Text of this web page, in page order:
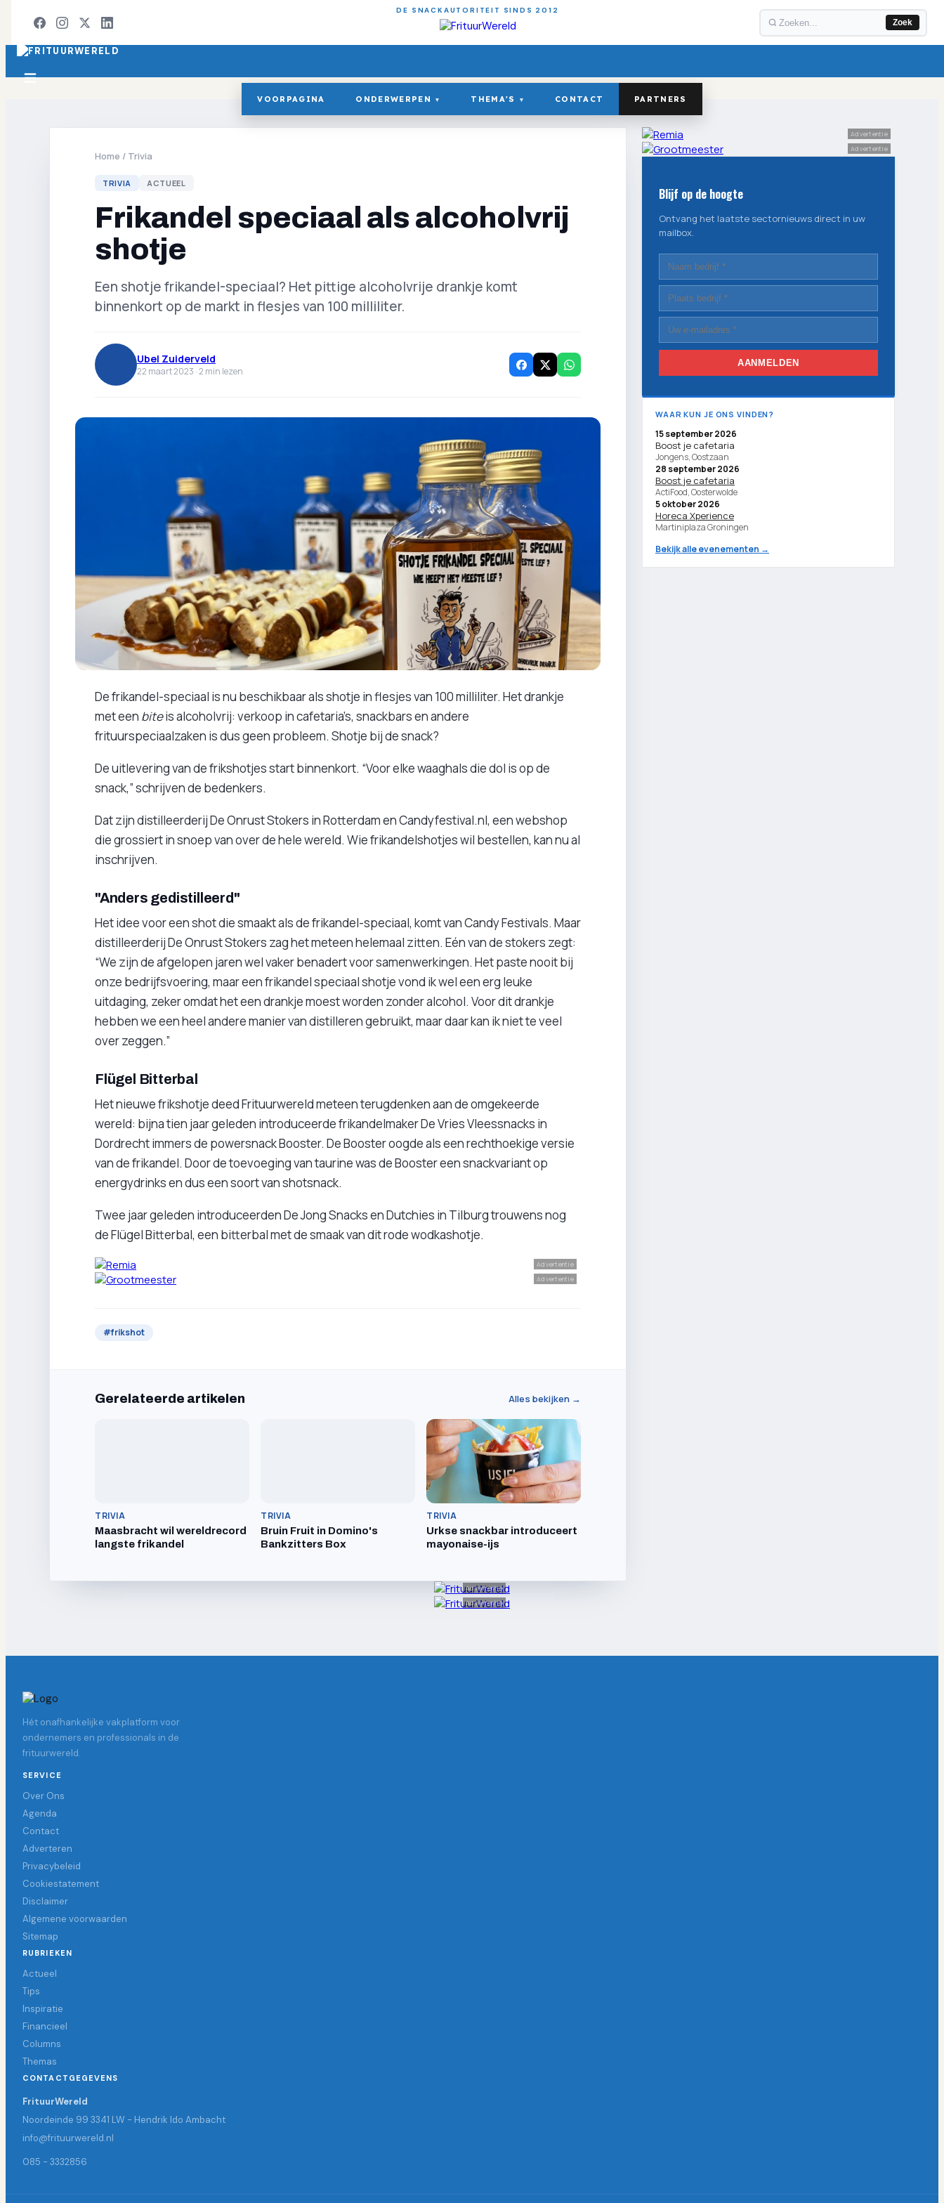
DE SNACKAUTORITEIT SINDS 2012
Zoek
VOORPAGINA ONDERWERPEN ▾ THEMA'S ▾ CONTACT PARTNERS
Home / Trivia
TRIVIA ACTUEEL
Frikandel speciaal als alcoholvrij
shotje
Een shotje frikandel-speciaal? Het pittige alcoholvrije drankje komt
binnenkort op de markt in flesjes van 100 milliliter.
Ubel Zuiderveld
22 maart 2023 ·2 min lezen
De frikandel-speciaal is nu beschikbaar als shotje in flesjes van 100 milliliter. Het drankje
met een biteis alcoholvrij: verkoop in cafetaria’s, snackbars en andere
frituurspeciaalzaken is dus geen probleem. Shotje bij de snack?
De uitlevering van de frikshotjes start binnenkort. “Voor elke waaghals die dol is op de
snack,” schrijven de bedenkers.
Dat zijn distilleerderij De Onrust Stokers in Rotterdam en Candyfestival.nl, een webshop
die grossiert in snoep van over de hele wereld. Wie frikandelshotjes wil bestellen, kan nu al
inschrijven.
"Anders gedistilleerd"
Het idee voor een shot die smaakt als de frikandel-speciaal, komt van Candy Festivals. Maar
distilleerderij De Onrust Stokers zag het meteen helemaal zitten. Eén van de stokers zegt:
“We zijn de afgelopen jaren wel vaker benadert voor samenwerkingen. Het paste nooit bij
onze bedrijfsvoering, maar een frikandel speciaal shotje vond ik wel een erg leuke
uitdaging, zeker omdat het een drankje moest worden zonder alcohol. Voor dit drankje
hebben we een heel andere manier van distilleren gebruikt, maar daar kan ik niet te veel
over zeggen.”
Flügel Bitterbal
Het nieuwe frikshotje deed Frituurwereld meteen terugdenken aan de omgekeerde
wereld: bijna tien jaar geleden introduceerde frikandelmaker De Vries Vleessnacks in
Dordrecht immers de powersnack Booster. De Booster oogde als een rechthoekige versie
van de frikandel. Door de toevoeging van taurine was de Booster een snackvariant op
energydrinks en dus een soort van shotsnack.
Twee jaar geleden introduceerden De Jong Snacks en Dutchies in Tilburg trouwens nog
de Flügel Bitterbal, een bitterbal met de smaak van dit rode wodkashotje.
Advertentie
Advertentie
#frikshot
Gerelateerde artikelen Alles bekijken →
TRIVIA
Maasbracht wil wereldrecord
langste frikandel
TRIVIA
Bruin Fruit in Domino's
Bankzitters Box
TRIVIA
Urkse snackbar introduceert
mayonaise-ijs
Advertentie
Advertentie
Blijf op de hoogte
Ontvang het laatste sectornieuws direct in uw
mailbox.
AANMELDEN
WAAR KUN JE ONS VINDEN?
15 september 2026
Boost je cafetaria
Jongens, Oostzaan
28 september 2026
Boost je cafetaria
ActiFood, Oosterwolde
5 oktober 2026
Horeca Xperience
Martiniplaza Groningen
Bekijk alle evenementen →
Advertentie
Advertentie
Hét onafhankelijke vakplatform voor
ondernemers en professionals in de
frituurwereld.
SERVICE
Over Ons
Agenda
Contact
Adverteren
Privacybeleid
Cookiestatement
Disclaimer
Algemene voorwaarden
Sitemap
RUBRIEKEN
Actueel
Tips
Inspiratie
Financieel
Columns
Themas
CONTACTGEGEVENS
FrituurWereld
Noordeinde 99 3341 LW - Hendrik Ido Ambacht
info@frituurwereld.nl
085 - 3332856